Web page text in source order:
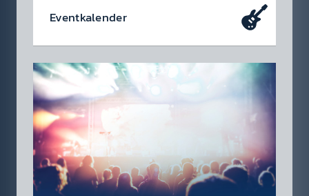
Event­kalen­der
Da soll­test du dabei sein – oder zu­mindest
so tun als ob. Die wir­klich coolen Events, die
du dir heute schon in den Kalen­der ein­tragen
soll­test.